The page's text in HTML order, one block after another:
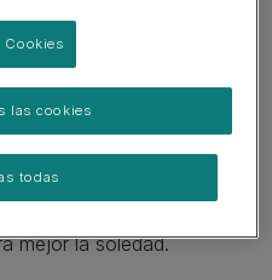
y estimulado. Lo
sino:
previa
mejor la soledad.
Cookies
todas
las cookies